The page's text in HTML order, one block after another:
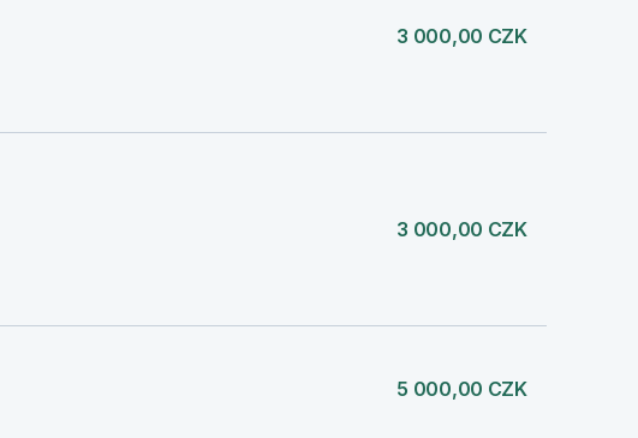
3 000,00 CZK
3 000,00 CZK
5 000,00 CZK